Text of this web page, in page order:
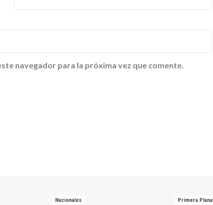
navegador para la próxima vez que comente.
Nacionales Primera Plana